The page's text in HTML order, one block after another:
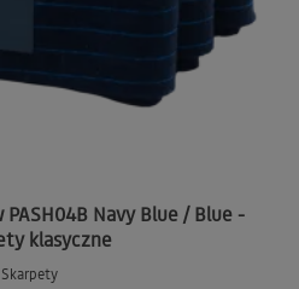
PASH04B Navy Blue / Blue -
klasyczne
Skarpety